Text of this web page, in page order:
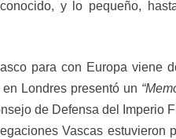
y lo pequeño,
para con Europa viene
Londres presentó un
de Defensa del Imperio
Vascas estuvieron